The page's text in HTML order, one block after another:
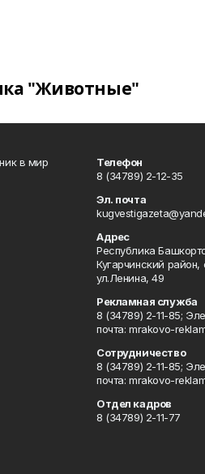
"Животные"
в мир
Телефон
8 (34789) 2-12-35
Эл. почта
Адрес
Республика
Кугарчинский
ул.Ленина, 49
Рекламная служба
8 (34789) 2-11-85;
почта: mrakovo-
Сотрудничество
8 (34789) 2-11-85;
почта: mrakovo-
Отдел кадров
8 (34789) 2-11-77